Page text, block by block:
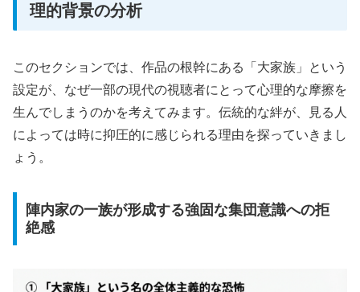
理的背景の分析
このセクションでは、作品の根幹にある「大家族」という
設定が、なぜ一部の現代の視聴者にとって心理的な摩擦を
生んでしまうのかを考えてみます。伝統的な絆が、見る人
によっては時に抑圧的に感じられる理由を探っていきまし
ょう。
陣内家の一族が形成する強固な集団意識への拒
絶感